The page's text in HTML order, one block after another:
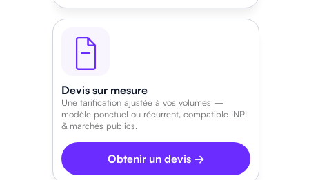
Devis sur mesure
Une tarification ajustée à vos volumes —
modèle ponctuel ou récurrent, compatible INPI
& marchés publics.
Obtenir un devis →